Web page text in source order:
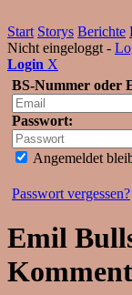
Start Storys Berichte
Nicht eingeloggt -
Login X
BS-Nummer oder
Passwort:
Angemeldet
Passwort vergessen?
Emil